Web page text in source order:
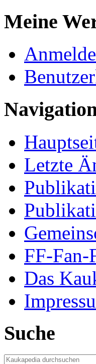
Meine
Letzte
FF-Fan-
Das
Suche